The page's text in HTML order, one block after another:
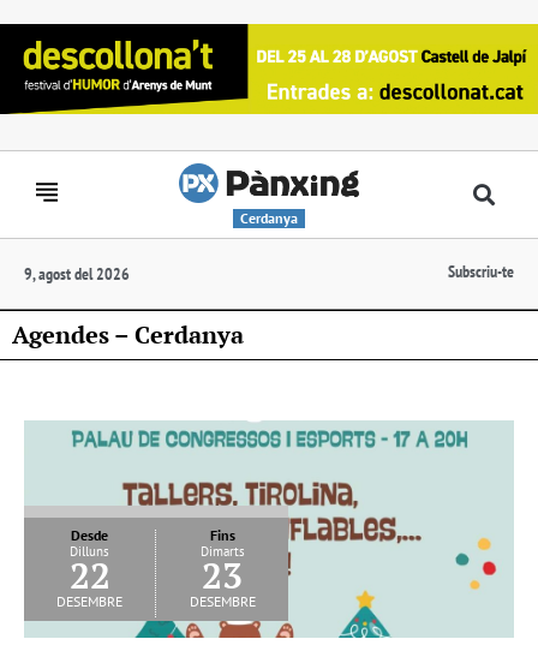
Cerdanya
9, agost del 2026 Subscriu-te
Agendes – Cerdanya
Desde
Dilluns
22
desembre
Fins
Dimarts
23
desembre